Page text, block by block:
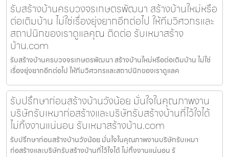
รับสร้างบ้านครบวงจรเกษตรพัฒนา สร้างบ้านใหม่หรือ
ต่อเติมบ้าน ไม่ใช่เรื่องยุ่งยากอีกต่อไป ให้ทีมวิศวกรและ
สถาปนิกของเราดูแลคุณ ติดต่อ รับเหมาสร้าง
บ้าน.com
รับสร้างบ้านครบวงจรเกษตรพัฒนา สร้างบ้านใหม่หรือต่อเติมบ้าน ไม่ใช่
เรื่องยุ่งยากอีกต่อไป ให้ทีมวิศวกรและสถาปนิกของเราดูแลค
รับปรึกษาก่อนสร้างบ้านวังน้อย มั่นใจในคุณภาพงาน
บริษัทรับเหมาก่อสร้างและบริษัทรับสร้างบ้านที่ไว้ใจได้
ไม่ทิ้งงานแน่นอน รับเหมาสร้างบ้าน.com
รับปรึกษาก่อนสร้างบ้านวังน้อย มั่นใจในคุณภาพงานบริษัทรับเหมา
ก่อสร้างและบริษัทรับสร้างบ้านที่ไว้ใจได้ ไม่ทิ้งงานแน่นอน รั